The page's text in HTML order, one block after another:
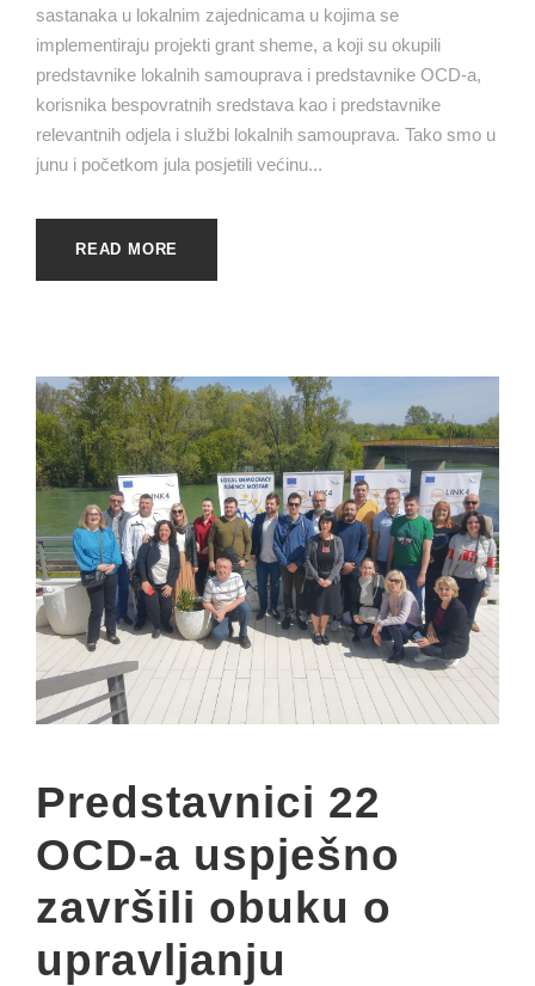
sastanaka u lokalnim zajednicama u kojima se
implementiraju projekti grant sheme, a koji su okupili
predstavnike lokalnih samouprava i predstavnike OCD-a,
korisnika bespovratnih sredstava kao i predstavnike
relevantnih odjela i službi lokalnih samouprava. Tako smo u
junu i početkom jula posjetili većinu...
READ MORE
Predstavnici 22
OCD-a uspješno
završili obuku o
upravljanju